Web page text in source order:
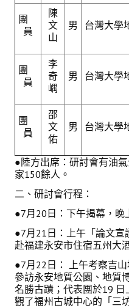
本會朱前理事長榮獲2012
鑛冶期刊獲行政院頒發雜
歷年詹天佑論文獎與中工
學會出版品
鑛冶期刊 (需登入會員)
鑛冶期刊徵稿
年會手冊
專題討論會論文集
鑽禧紀念冊
礦冶工程名詞與礦冶辭典
學會電子報
活動專區
團
員
陳
文
山
男 台灣大學
團
員
李
奇
嵎
男 台灣大學
團
員
邵
文
佑
男 台灣大學
●陸方出席：研討會有油
家150餘人。
二、研討會行程：
●7月20日：下午揭幕，晚
●7月21日：上午「論文
赴福建永安市住宿五州大
●7月22日： 上午考察吉
參訪永安地質公園、地質
名勝古蹟；代表團於19
觀了福州古城中心的「三